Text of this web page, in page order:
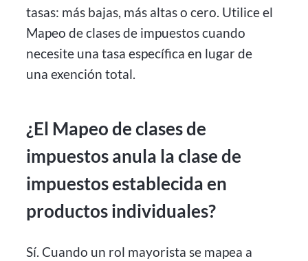
tasas: más bajas, más altas o cero. Utilice el
Mapeo de clases de impuestos cuando
necesite una tasa específica en lugar de
una exención total.
¿El Mapeo de clases de
impuestos anula la clase de
impuestos establecida en
productos individuales?
Sí. Cuando un rol mayorista se mapea a